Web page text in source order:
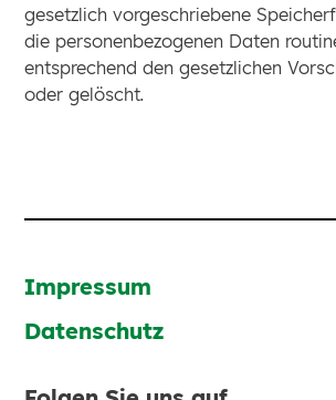
gesetzlich vorgeschriebene
die personenbezogenen Daten
entsprechend den gesetzlichen
oder gelöscht.
Impressum
Datenschutz